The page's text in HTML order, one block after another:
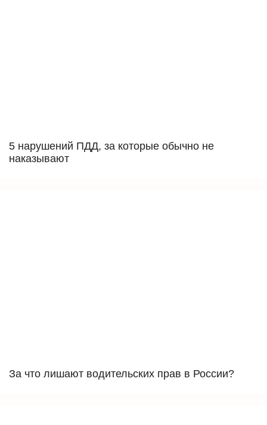
5 нарушений ПДД, за которые обычно не
наказывают
За что лишают водительских прав в России?